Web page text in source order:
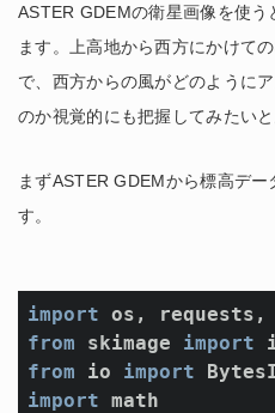
ASTER GDEMの衛星画像を使う
ます。上高地から西方にかけて
で、西方からの風がどのように
のか視覚的にも把握してみたいと
まずASTER GDEMから標高デ
す。
import
from skimage import
from io import
import math